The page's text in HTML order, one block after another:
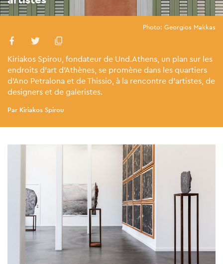
Photo: Georgios Makkas
Kiriakos Spirou, fondateur de Und.Athens, un plan sur les
endroits d'art d'Athènes, se promène dans les quartiers
d'Ano Petralona et de Thissio, à la rencontre d'artistes, de
designers et de galeristes.
Par Kiriakos Spirou